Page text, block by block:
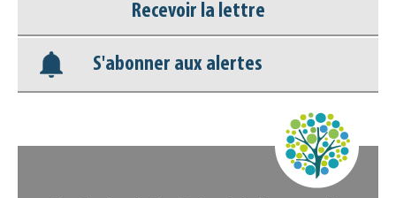
Appels à projets
Recevoir la lettre
S'abonner aux alertes